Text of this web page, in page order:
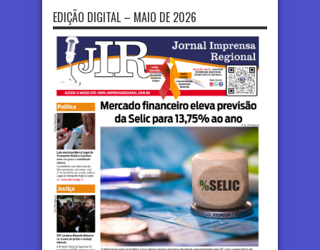
EDIÇÃO DIGITAL – MAIO DE 2026